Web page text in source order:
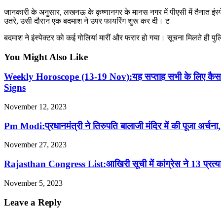
जानकारी के अनुसार, लखनऊ के कृष्णानगर के मानस नगर में पीएसी में तैनात
उतरे, उसी दौरान एक बदमाश ने उपर फायरिंग शुरू कर दी। ट
बदमाश ने इंस्पेक्टर को कई गोलियां मारीं और फरार हो गया। सूचना मिलते
You Might Also Like
Weekly Horoscope (13-19 Nov):यह सप्ताह सभी के लिए
Signs
November 12, 2023
Pm Modi:प्रधानमंत्री ने तिरुपति बालाजी मंदिर में की पूजा
November 27, 2023
Rajasthan Congress List:आखिरी सूची में कांग्रेस ने 13
November 5, 2023
Leave a Reply